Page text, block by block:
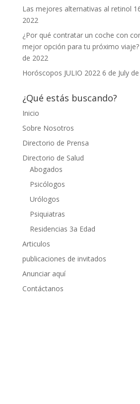
Las mejores alternativas al retinol
2022
¿Por qué contratar un coche con
mejor opción para tu próximo viaje?
de 2022
Horóscopos JULIO 2022 6 de July
¿Qué estás buscando?
Inicio
Sobre Nosotros
Directorio de Prensa
Directorio de Salud
Abogados
Psicólogos
Urólogos
Psiquiatras
Residencias 3a Edad
Articulos
publicaciones de invitados
Anunciar aquí
Contáctanos